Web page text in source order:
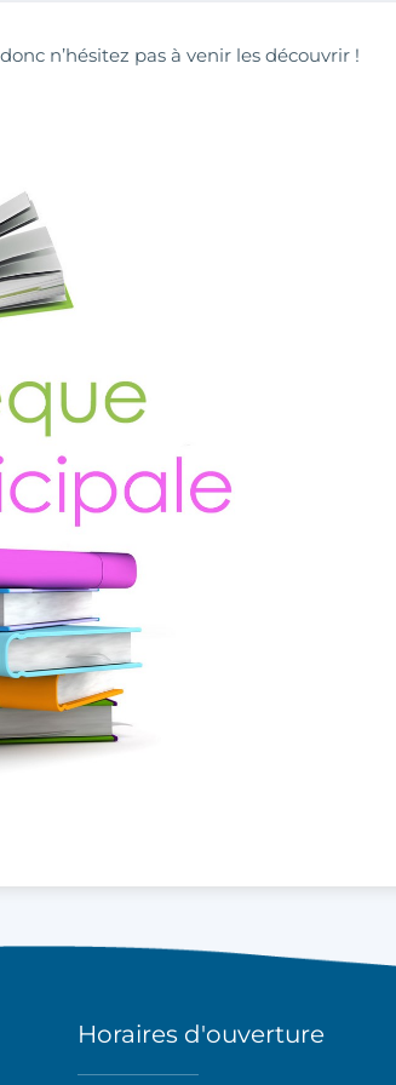
n’hésitez pas à venir les découvrir !
Horaires d'ouverture